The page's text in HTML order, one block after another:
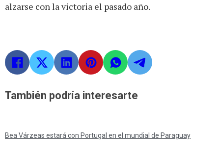
alzarse con la victoria el pasado año.
También podría interesarte
Bea Várzeas estará con Portugal en el mundial de Paraguay